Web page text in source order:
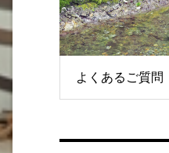
よくあるご質問